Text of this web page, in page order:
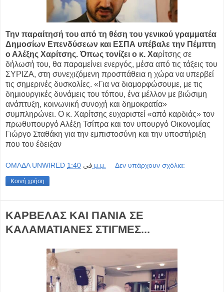
Την παραίτησή του από τη θέση του γενικού γραμματέα
Δημοσίων Επενδύσεων και ΕΣΠΑ υπέβαλε την Πέμπτη
ο Αλέξης Χαρίτσης. Όπως τονίζει ο κ. Χαρίτσης σε
δήλωσή του, θα παραμείνει ενεργός, μέσα από τις τάξεις του
ΣΥΡΙΖΑ, στη συνεχιζόμενη προσπάθεια η χώρα να υπερβεί
τις σημερινές δυσκολίες. «Για να διαμορφώσουμε, με τις
δημιουργικές δυνάμεις του τόπου, ένα μέλλον με βιώσιμη
ανάπτυξη, κοινωνική συνοχή και δημοκρατία»
συμπληρώνει. Ο κ. Χαρίτσης ευχαριστεί «από καρδιάς» τον
πρωθυπουργό Αλέξη Τσίπρα και τον υπουργό Οικονομίας
Γιώργο Σταθάκη για την εμπιστοσύνη και την υποστήριξη
που του έδειξαν
OMAΔΑ UNWIRED في 1:40 μ.μ. Δεν υπάρχουν σχόλια:
Κοινή χρήση
ΚΑΡΒΕΛΑΣ ΚΑΙ ΠΑΝΙΑ ΣΕ
ΚΑΛΑΜΑΤΙΑΝΕΣ ΣΤΙΓΜΕΣ...